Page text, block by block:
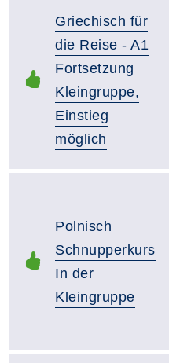
Griechisch für
die Reise - A1
Fortsetzung
Kleingruppe,
Einstieg
möglich
Polnisch
Schnupperkurs
In der
Kleingruppe